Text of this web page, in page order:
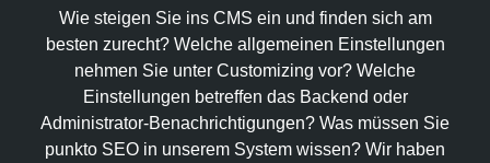
Generative Engine Optimization (GEO)
Model Context Protocol (MCP)
Entwicklung & Systemanbindung
Skalierbare Datenbankarchitektur
Content-Management & Redaktion
Unique Content
Online-Marketing
Magento
Rasch zum Onlineshop
REDX Bewerbermanagement
App-Entwicklung
Region Rohrbach
Alle Referenzen
Dein Start bei uns
Karriere-FAQs
Interessantes
Nachhaltigkeit
Green Hosting
Green Coding
Awards
Kontakt aufnehmen
Wie steigen Sie ins CMS ein und finden sich am
besten zurecht? Welche allgemeinen Einstellungen
nehmen Sie unter Customizing vor? Welche
Einstellungen betreffen das Backend oder
Administrator-Benach­richtigungen? Was müssen Sie
punkto SEO in unserem System wissen? Wir haben